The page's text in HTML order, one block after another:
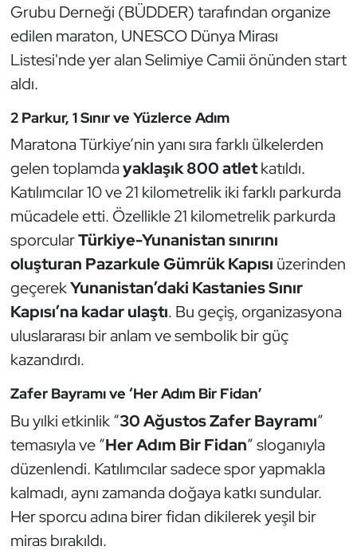
Grubu Derneği (BÜDDER) tarafından organize
edilen maraton, UNESCO Dünya Mirası
Listesi'nde yer alan Selimiye Camii önünden start
aldı.
2 Parkur, 1 Sınır ve Yüzlerce Adım
Maratona Türkiye’nin yanı sıra farklı ülkelerden
gelen toplamdayaklaşık 800 atletkatıldı.
Katılımcılar 10 ve 21 kilometrelik iki farklı parkurda
mücadele etti. Özellikle 21 kilometrelik parkurda
sporcularTürkiye-Yunanistan sınırını
oluşturan Pazarkule Gümrük Kapısı üzerinden
geçerekYunanistan’daki Kastanies Sınır
Kapısı’na kadar ulaştı. Bu geçiş, organizasyona
uluslararası bir anlam ve sembolik bir güç
kazandırdı.
Zafer Bayramı ve ‘Her Adım Bir Fidan’
Bu yılki etkinlik “30 Ağustos Zafer Bayramı”
temasıyla ve “Her Adım Bir Fidan” sloganıyla
düzenlendi. Katılımcılar sadece spor yapmakla
kalmadı, aynı zamanda doğaya katkı sundular.
Her sporcu adına birer fidan dikilerek yeşil bir
miras bırakıldı.
Futbol
Futsal
Golf
Güreş
Halter
Hava Sporları
Hentbol
İşitme Engelli Sporcular
Kano ve Rafting
Karate
Kayak
Kempo